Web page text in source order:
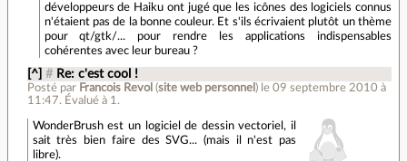
développeurs de Haiku ont jugé que les icônes des logiciels connus
n'étaient pas de la bonne couleur. Et s'ils écrivaient plutôt un thème
pour qt/gtk/... pour rendre les applications indispensables
cohérentes avec leur bureau ?
[^] # Re: c'est cool !
Posté par Francois Revol (site web personnel ) le 09 septembre 2010 à
11:47. Évalué à 1 .
WonderBrush est un logiciel de dessin vectoriel, il
sait très bien faire des SVG... (mais il n'est pas
libre).